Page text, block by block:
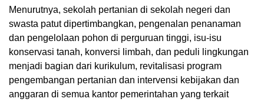
Menurutnya, sekolah pertanian di sekolah negeri dan
swasta patut dipertimbangkan, pengenalan penanaman
dan pengelolaan pohon di perguruan tinggi, isu-isu
konservasi tanah, konversi limbah, dan peduli lingkungan
menjadi bagian dari kurikulum, revitalisasi program
pengembangan pertanian dan intervensi kebijakan dan
anggaran di semua kantor pemerintahan yang terkait